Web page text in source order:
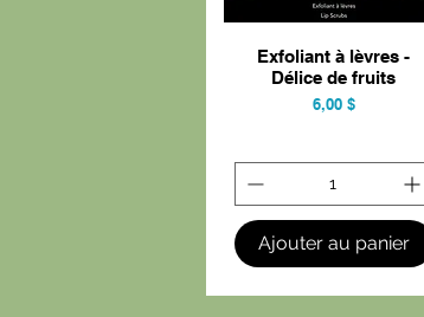
Aperçu rapide
Exfoliant à lèvres -
Délice de fruits
Prix
6,00 $
Ajouter au panier